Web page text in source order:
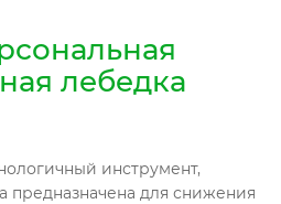
лебедка
инструмент,
предназначена для снижения